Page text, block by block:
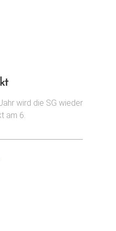
wird die SG wieder
am 6.